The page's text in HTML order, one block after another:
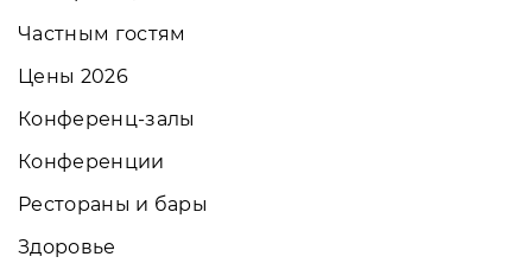
Частным гостям
Цены 2026
Конференц-залы
Конференции
Рестораны и бары
Здоровье